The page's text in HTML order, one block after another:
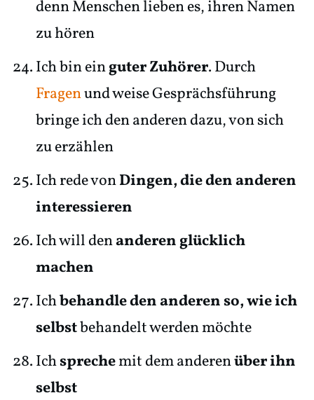
denn Menschen lieben es, ihren Namen
zu hören
Ich bin einguter Zuhörer. Durch
Fragenund weise Gesprächsführung
bringe ich den anderen dazu, von sich
zu erzählen
Ich rede vonDingen, die den anderen
interessieren
Ich will denanderen glücklich
machen
Ichbehandle den anderen so, wie ich
selbstbehandelt werden möchte
Ichsprechemit dem anderenüber ihn
selbst